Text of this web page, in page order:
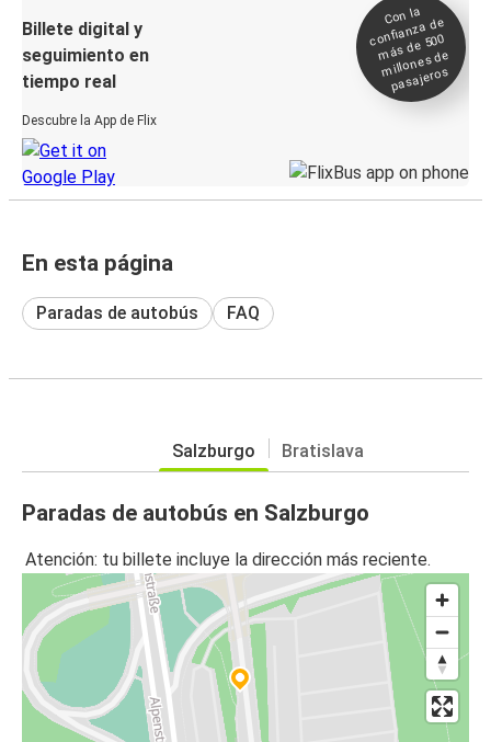
Billete digital y
seguimiento en
tiempo real
Descubre la App de Flix
Con la
confianza de
más de 500
millones de
pasajeros
En esta página
Paradas de autobús FAQ
Salzburgo Bratislava
Paradas de autobús en Salzburgo
Atención: tu billete incluye la dirección más reciente.